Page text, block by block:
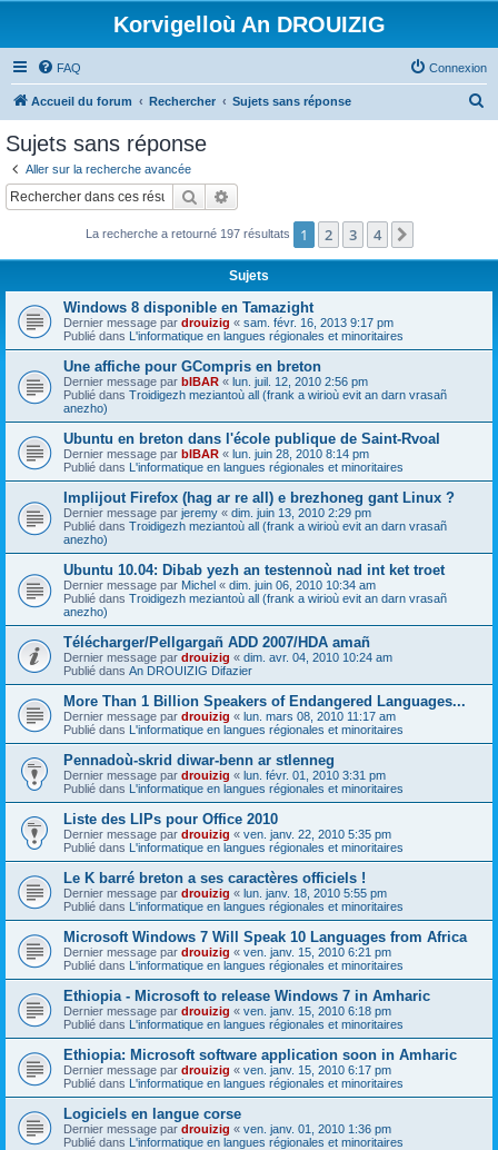
Korvigelloù An DROUIZIG
FAQ Connexion
Accueil du forum Rechercher Sujets sans réponse
c
Sujets sans réponse
Aller sur la recherche avancée
Rechercher
La recherche a retourné 197 résultats 1 2 3 4
Sujets
Windows 8 disponible en Tamazight
Dernier message par drouizig « sam. févr. 16, 2013 9:17 pm
Publié dans L'informatique en langues régionales et minoritaires
Une affiche pour GCompris en breton
Dernier message par bIBAR « lun. juil. 12, 2010 2:56 pm
Publié dans Troidigezh meziantoù all (frank a wirioù evit an darn vrasañ
anezho)
Ubuntu en breton dans l'école publique de Saint-Rvoal
Dernier message par bIBAR « lun. juin 28, 2010 8:14 pm
Publié dans L'informatique en langues régionales et minoritaires
Implijout Firefox (hag ar re all) e brezhoneg gant Linux ?
Dernier message par jeremy « dim. juin 13, 2010 2:29 pm
Publié dans Troidigezh meziantoù all (frank a wirioù evit an darn vrasañ
anezho)
Ubuntu 10.04: Dibab yezh an testennoù nad int ket troet
Dernier message par Michel « dim. juin 06, 2010 10:34 am
Publié dans Troidigezh meziantoù all (frank a wirioù evit an darn vrasañ
anezho)
Télécharger/Pellgargañ ADD 2007/HDA amañ
Dernier message par drouizig « dim. avr. 04, 2010 10:24 am
Publié dans An DROUIZIG Difazier
More Than 1 Billion Speakers of Endangered Languages...
Dernier message par drouizig « lun. mars 08, 2010 11:17 am
Publié dans L'informatique en langues régionales et minoritaires
Pennadoù-skrid diwar-benn ar stlenneg
Dernier message par drouizig « lun. févr. 01, 2010 3:31 pm
Publié dans L'informatique en langues régionales et minoritaires
Liste des LIPs pour Office 2010
Dernier message par drouizig « ven. janv. 22, 2010 5:35 pm
Publié dans L'informatique en langues régionales et minoritaires
Le K barré breton a ses caractères officiels !
Dernier message par drouizig « lun. janv. 18, 2010 5:55 pm
Publié dans L'informatique en langues régionales et minoritaires
Microsoft Windows 7 Will Speak 10 Languages from Africa
Dernier message par drouizig « ven. janv. 15, 2010 6:21 pm
Publié dans L'informatique en langues régionales et minoritaires
Ethiopia - Microsoft to release Windows 7 in Amharic
Dernier message par drouizig « ven. janv. 15, 2010 6:18 pm
Publié dans L'informatique en langues régionales et minoritaires
Ethiopia: Microsoft software application soon in Amharic
Dernier message par drouizig « ven. janv. 15, 2010 6:17 pm
Publié dans L'informatique en langues régionales et minoritaires
Logiciels en langue corse
Dernier message par drouizig « ven. janv. 01, 2010 1:36 pm
Publié dans L'informatique en langues régionales et minoritaires